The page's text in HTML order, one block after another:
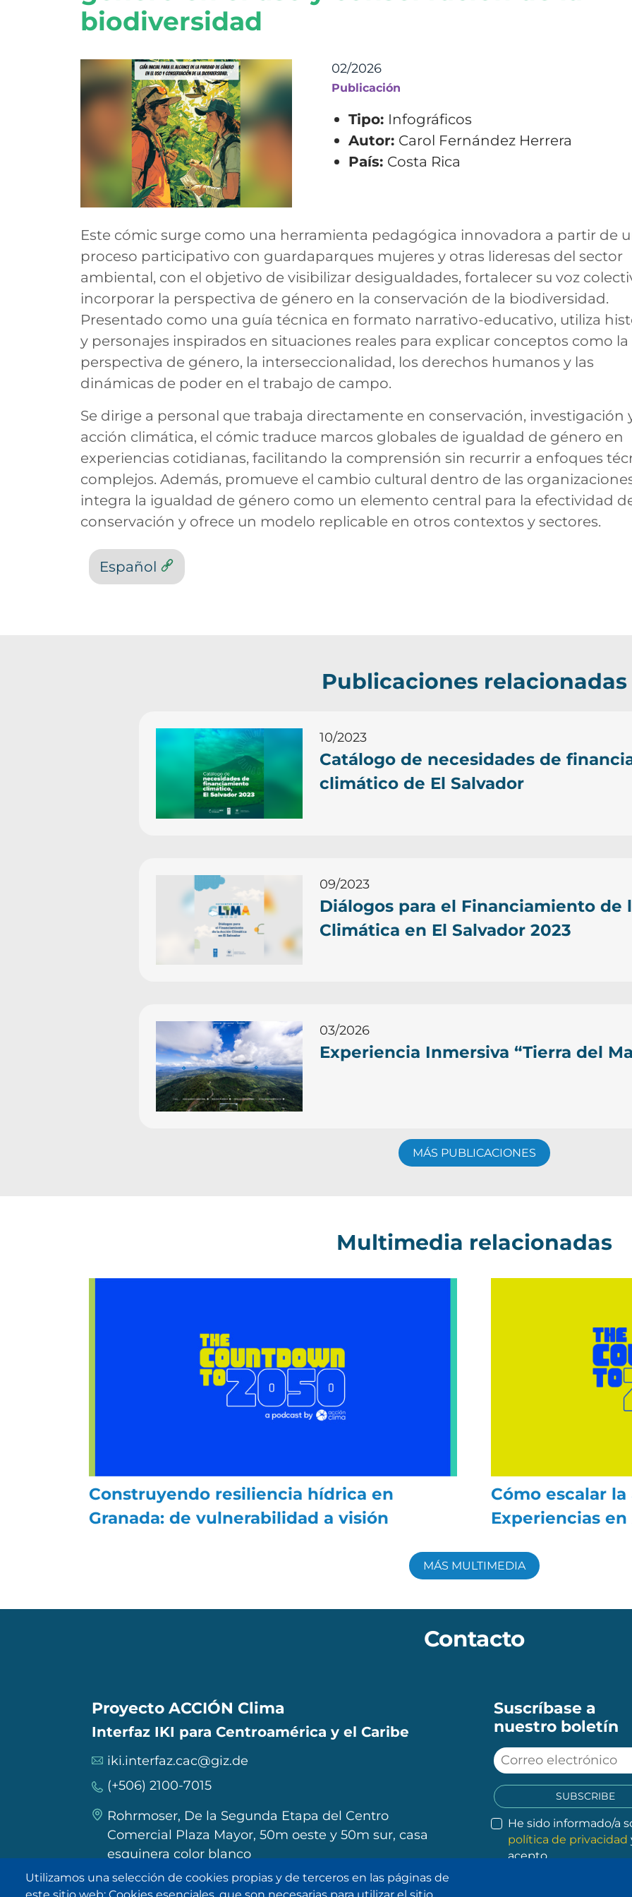
biodiversidad
02/2026
Publicación
Tipo: Infográficos
Autor: Carol Fernández Herrera
País: Costa Rica
Este cómic surge como una herramienta pedagógica innovadora a partir de
proceso participativo con guardaparques mujeres y otras lideresas del sector
ambiental, con el objetivo de visibilizar desigualdades, fortalecer su voz
incorporar la perspectiva de género en la conservación de la biodiversidad.
Presentado como una guía técnica en formato narrativo-educativo, utiliza
y personajes inspirados en situaciones reales para explicar conceptos como la
perspectiva de género, la interseccionalidad, los derechos humanos y las
dinámicas de poder en el trabajo de campo.
Se dirige a personal que trabaja directamente en conservación, investigación
acción climática, el cómic traduce marcos globales de igualdad de género en
experiencias cotidianas, facilitando la comprensión sin recurrir a enfoques
complejos. Además, promueve el cambio cultural dentro de las
integra la igualdad de género como un elemento central para la efectividad
conservación y ofrece un modelo replicable en otros contextos y sectores.
Español
Publicaciones relacionadas
10/2023
Catálogo de necesidades de
climático de El Salvador
09/2023
Diálogos para el Financiamiento de
Climática en El Salvador 2023
03/2026
Experiencia Inmersiva “Tierra del
MÁS PUBLICACIONES
Multimedia relacionadas
Construyendo resiliencia hídrica en
Granada: de vulnerabilidad a visión
Cómo escalar
Experiencias
MÁS MULTIMEDIA
Contacto
Proyecto ACCIÓN Clima
Interfaz IKI para Centroamérica y el Caribe
iki.interfaz.cac@giz.de
(+506) 2100-7015
Rohrmoser, De la Segunda Etapa del Centro
Comercial Plaza Mayor, 50m oeste y 50m sur, casa
esquinera color blanco
Suscríbase a
nuestro boletín
SUBSCRIBE
He sido informado/a
política de privacidad
acepto.
Utilizamos una selección de cookies propias y de terceros en las páginas de